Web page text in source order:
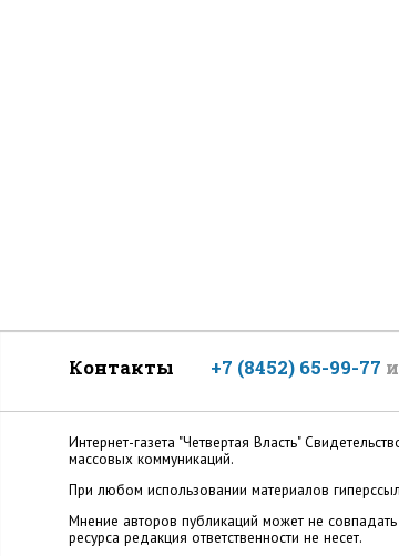
Контакты +7 (8452) 65-99-77 и
Интернет-газета "Четвертая Власть"
массовых коммуникаций.
При любом использовании материалов
Мнение авторов публикаций может не
ресурса редакция ответственности не несет.